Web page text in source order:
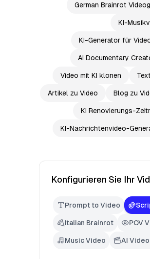
German Brainrot
KI-
KI-Generator für
AI Documentary
Video mit KI klonen
Artikel zu Video Blog zu
KI Renovierungs-
KI-Nachrichtenvideo-
Konfigurieren Sie Ihr
Prompt to Video
Italian Brainrot POV
Music Video AI